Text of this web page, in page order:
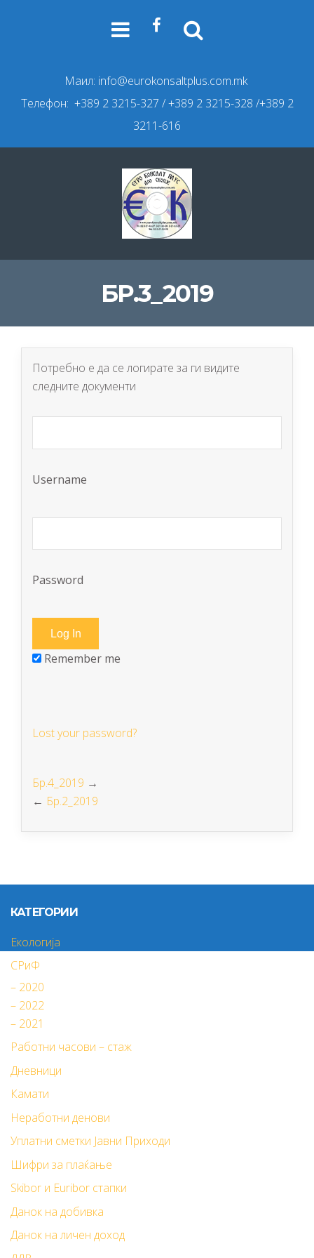
Маил: info@eurokonsaltplus.com.mk
Телефон: +389 2 3215-327 / +389 2 3215-328 /+389 2
3211-616
БР.3_2019
Потребно е да се логирате за ги видите
следните документи
Username
Password
Remember me
Lost your password?
Бр.4_2019 →
← Бр.2_2019
КАТЕГОРИИ
Екологија
СРиФ
– 2020
– 2022
– 2021
Работни часови – стаж
Дневници
Камати
Неработни денови
Уплатни сметки Јавни Приходи
Шифри за плаќање
Skibor и Euribor стапки
Данок на добивка
Данок на личен доход